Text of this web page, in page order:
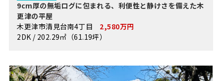
9cm厚の無垢ログに包まれる、利便性と静けさを備えた木
更津の平屋
木更津市清見台南4丁目 2,580万円
2DK / 202.29㎡（61.19坪）